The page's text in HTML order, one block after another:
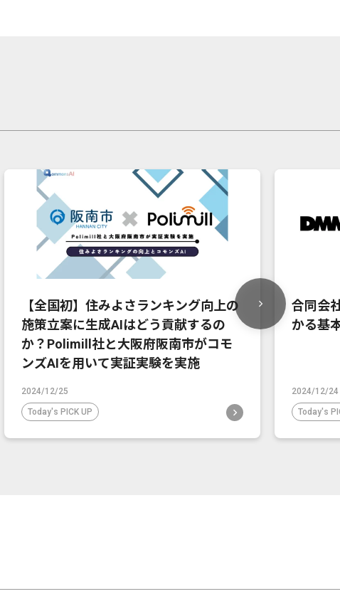
【全国初】住みよさランキング向上の
施策立案に生成AIはどう貢献するの
か？Polimill社と大阪府阪南市がコモ
ンズAIを用いて実証実験を実施
2024/12/25
Today's PICK UP
合同会
かる基
2024/12/24
Today's